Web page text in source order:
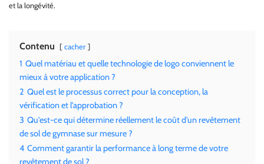
et la longévité.
Contenu cacher
1 Quel matériau et quelle technologie de logo conviennent le
mieux à votre application ?
2 Quel est le processus correct pour la conception, la
vérification et l'approbation ?
3 Qu'est-ce qui détermine réellement le coût d'un revêtement
de sol de gymnase sur mesure ?
4 Comment garantir la performance à long terme de votre
revêtement de sol ?